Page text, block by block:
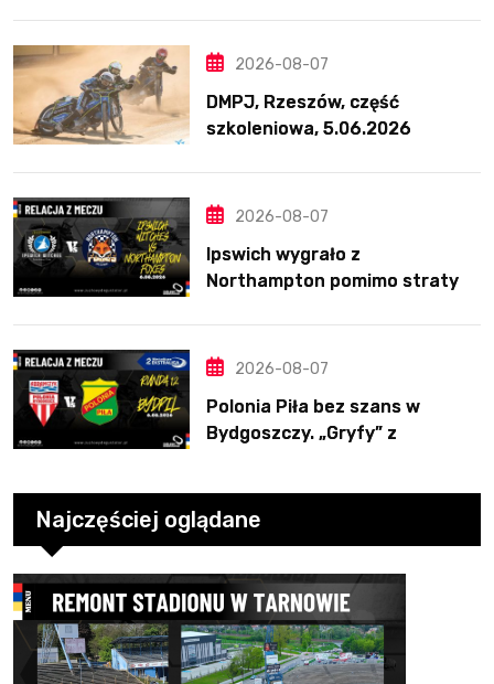
2026-08-07
DMPJ, Rzeszów, część
szkoleniowa, 5.06.2026
2026-08-07
Ipswich wygrało z
Northampton pomimo straty
2026-08-07
Polonia Piła bez szans w
Bydgoszczy. „Gryfy” z
Najczęściej oglądane